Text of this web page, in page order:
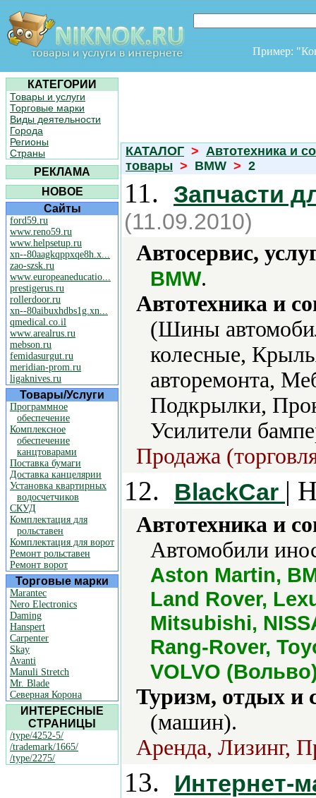
Пример:
КАТЕГОРИИ
Товары и услуги
Торговые марки
Виды деятельности
Города
Регионы
Страны
РЕКЛАМА
НОВОЕ
Сайты
ford59.ru
www.reno59.ru
www.helpsetup.ru
xn--80aagkqppxqe8h.x...
zao-szsk.ru
www.europeaneducatio...
prestigerus.ru
rollerdoor.ru
xn--80aibuxhdbs1g.xn...
qmedical.co.il
www.arealrus.ru
mebson.ru
femidasurgut.ru
meridian-prom.ru
ligaknives.ru
Товары/Услуги
Программное
обеспечение
Комплексное
обеспечение
канцтоварами
Поставка бумаги
Доставка канцелярии
Установка квартирных
водосчетчиков
СКУД
Комплектация для
рольставен
Комплектация для ворот
Ремонт рольставен
Ремонт ворот
Торговые марки
Marantec
Nero Electronics
Daming
Hanspert
Carpenter
Skay
Avanti
Manuli Stretch
Mr. Blade
Северная Корона
ИНТЕРЕСНЫЕ
СТРАНИЦЫ
/type/4252-5/
/trademark/1665/
/type/2275/
КАТАЛОГ > Автотехника и
товары > BMW > 2
11. Запчасти
(11.09.2010)
Автосервис,
BMW.
Автотехника и
(Шины
колесные,
авторемонта,
Подкрылки,
Усилители
Продажа
12. BlackCar |
Автотехника и
Автомобили
Aston Martin,
Land Rover,
Mitsubishi,
Rang-Rover,
VOLVO
Туризм, отдых и
(машин).
Аренда, Лизинг,
13.
Интернет-